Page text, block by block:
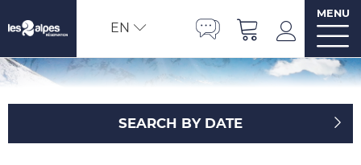
EN
MENU
SEARCH BY DATE